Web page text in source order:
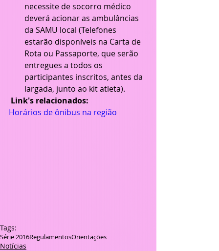
necessite de socorro médico
deverá acionar as ambulâncias
da SAMU local (Telefones
estarão disponíveis na Carta de
Rota ou Passaporte, que serão
entregues a todos os
participantes inscritos, antes da
largada, junto ao kit atleta).
Link's relacionados:
Horários de ônibus na região
Tags:
Série 2016RegulamentosOrientações
Notícias